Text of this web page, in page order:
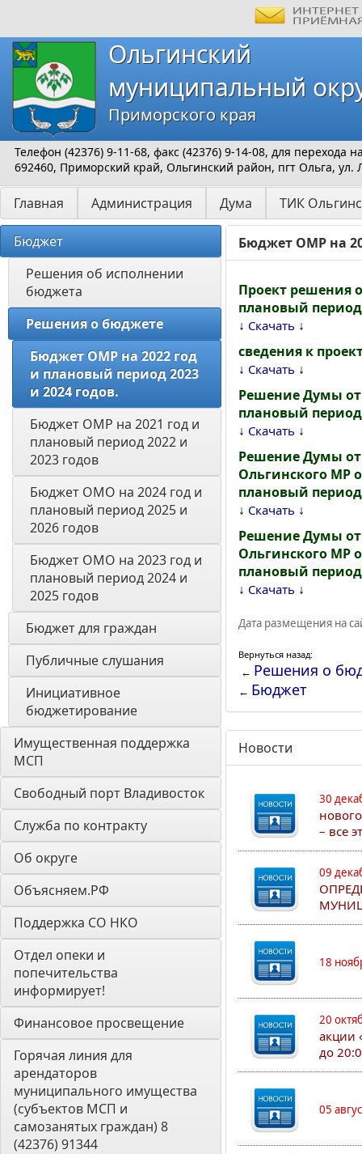
Ольгинский
муниципальный
Приморского края
Телефон (42376) 9-11-68, факс (42376) 9-14-08, для перехода
692460, Приморский край, Ольгинский район, пгт Ольга, ул.
Главная Администрация Дума ТИК
Бюджет
Решения об исполнении
бюджета
Решения о бюджете
Бюджет ОМР на 2022 год
и плановый период 2023
и 2024 годов.
Бюджет ОМР на 2021 год и
плановый период 2022 и
2023 годов
Бюджет ОМО на 2024 год и
плановый период 2025 и
2026 годов
Бюджет ОМО на 2023 год и
плановый период 2024 и
2025 годов
Бюджет для граждан
Публичные слушания
Инициативное
бюджетирование
Имущественная поддержка
МСП
Свободный порт Владивосток
Служба по контракту
Об округе
Объясняем.РФ
Поддержка СО НКО
Отдел опеки и
попечительства
информирует!
Финансовое просвещение
Горячая линия для
арендаторов
муниципального имущества
(субъектов МСП и
самозанятых граждан) 8
(42376) 91344
Бюджет ОМР на
Проект решения
плановый период
↓ Скачать ↓
сведения к
↓ Скачать ↓
Решение Думы от
плановый период
↓ Скачать ↓
Решение Думы
Ольгинского МР
плановый период
↓ Скачать ↓
Решение Думы
Ольгинского МР
плановый период
↓ Скачать ↓
Дата размещения на
Вернуться назад:
← Решения о
← Бюджет
Новости
30
– все
09
18
20
акции
до
05